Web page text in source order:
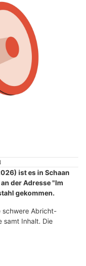
ist es in Schaan
der Adresse "Im
gekommen.
schwere Abricht-
samt Inhalt. Die